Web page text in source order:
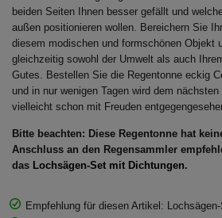
beiden Seiten Ihnen besser gefällt und
außen positionieren wollen. Bereichern Sie
diesem modischen und formschönen Objekt
gleichzeitig sowohl der Umwelt als auch
Gutes. Bestellen Sie die Regentonne eckig
und in nur wenigen Tagen wird dem
vielleicht schon mit Freuden
Bitte beachten: Diese Regentonne hat
Anschluss an den Regensammler
das Lochsägen-Set mit Dichtungen.
Empfehlung für diesen Artikel: Lochsägen-